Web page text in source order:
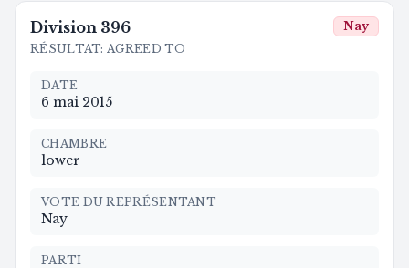
Division 396
RÉSULTAT: AGREED TO
Nay
DATE
6 mai 2015
CHAMBRE
lower
VOTE DU REPRÉSENTANT
Nay
PARTI